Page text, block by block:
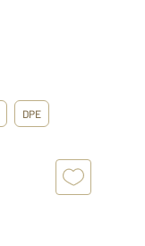
DPE